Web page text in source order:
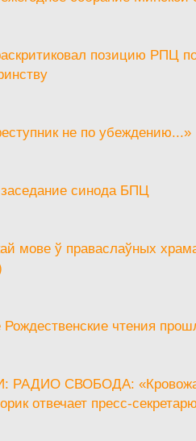
позицию РПЦ
не по убеждению...»
синода БПЦ
мове ў праваслаўных
Рождественские чтения
РАДИО СВОБОДА:
отвечает пресс-